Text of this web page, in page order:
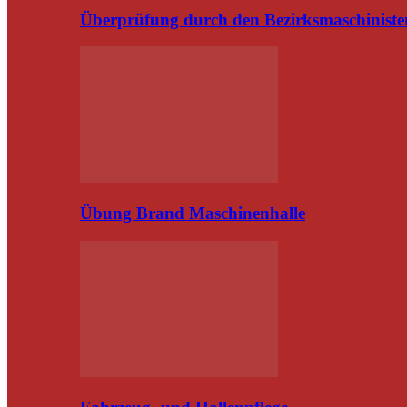
Überprüfung durch den
Übung Brand Maschinenhalle